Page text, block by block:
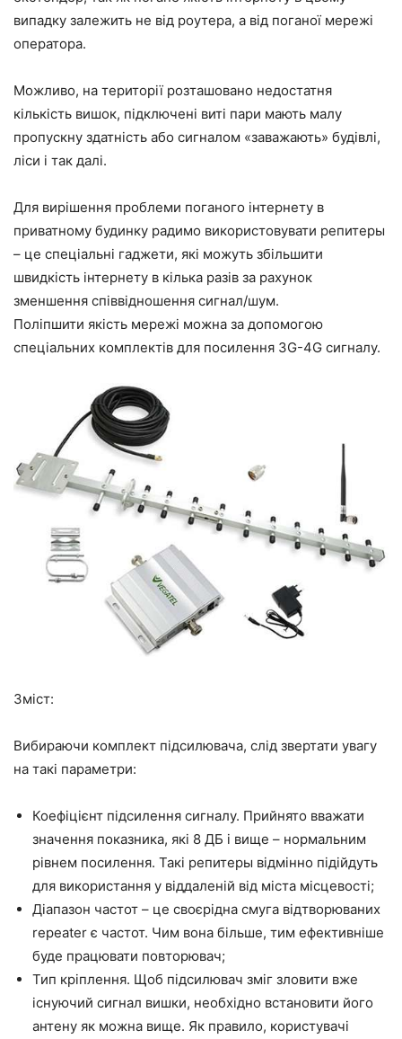
випадку залежить не від роутера, а від поганої мережі
оператора.
Можливо, на території розташовано недостатня
кількість вишок, підключені виті пари мають малу
пропускну здатність або сигналом «заважають» будівлі,
ліси і так далі.
Для вирішення проблеми поганого інтернету в
приватному будинку радимо використовувати репитеры
– це спеціальні гаджети, які можуть збільшити
швидкість інтернету в кілька разів за рахунок
зменшення співвідношення сигнал/шум.
Поліпшити якість мережі можна за допомогою
спеціальних комплектів для посилення 3G-4G сигналу.
Зміст:
Вибираючи комплект підсилювача, слід звертати увагу
на такі параметри:
Коефіцієнт підсилення сигналу. Прийнято вважати
значення показника, які 8 ДБ і вище – нормальним
рівнем посилення. Такі репитеры відмінно підійдуть
для використання у віддаленій від міста місцевості;
Діапазон частот – це своєрідна смуга відтворюваних
repeater є частот. Чим вона більше, тим ефективніше
буде працювати повторювач;
Тип кріплення. Щоб підсилювач зміг зловити вже
існуючий сигнал вишки, необхідно встановити його
антену як можна вище. Як правило, користувачі